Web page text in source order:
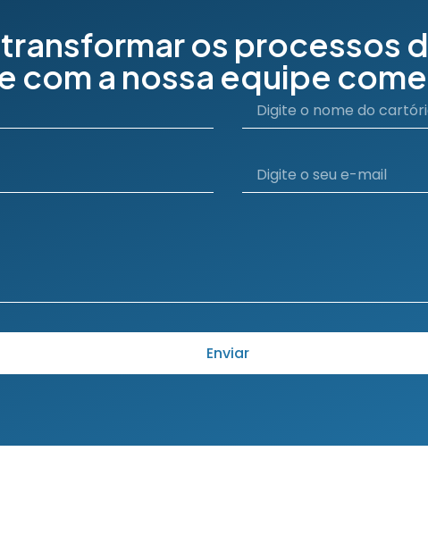
os processos
com a nossa equipe
Enviar